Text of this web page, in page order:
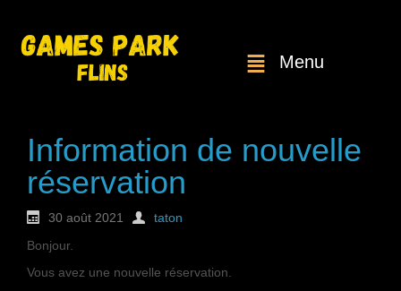
Menu
Information de nouvelle
réservation
30 août 2021
taton
Bonjour.
Vous avez une nouvelle réservation.